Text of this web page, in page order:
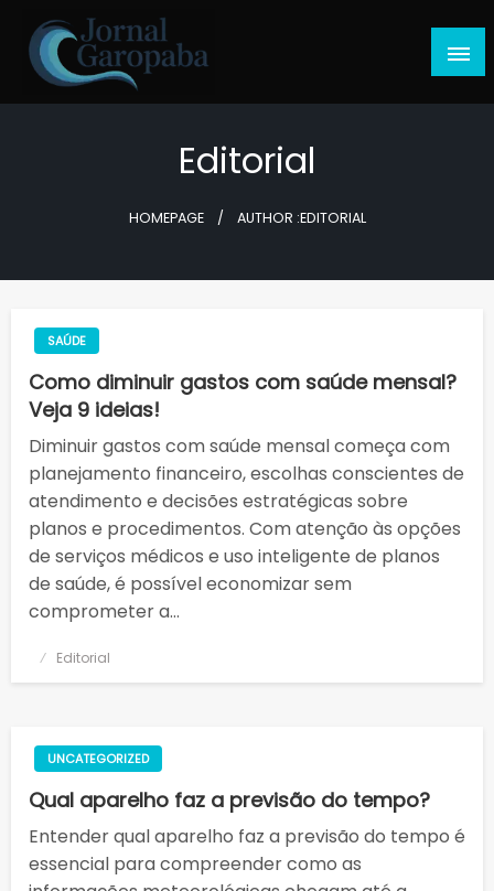
content
Jornal Garopaba
Editorial
HOMEPAGE AUTHOR :EDITORIAL
SAÚDE
Como diminuir gastos com saúde mensal?
Veja 9 ideias!
Diminuir gastos com saúde mensal começa com
planejamento financeiro, escolhas conscientes de
atendimento e decisões estratégicas sobre
planos e procedimentos. Com atenção às opções
de serviços médicos e uso inteligente de planos
de saúde, é possível economizar sem
comprometer a…
PostedEditorial
UNCATEGORIZED
Qual aparelho faz a previsão do tempo?
Entender qual aparelho faz a previsão do tempo é
essencial para compreender como as